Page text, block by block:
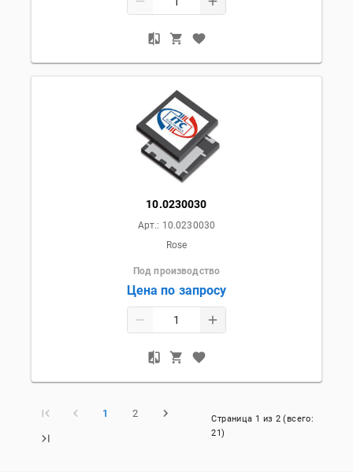
10.0230030
Арт.: 10.0230030
Rose
Под производство
Цена по запросу
1 2 Страница 1 из 2 (всего:
21)